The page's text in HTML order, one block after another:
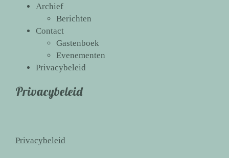
Archief
Berichten
Contact
Gastenboek
Evenementen
Privacybeleid
Privacybeleid
Privacybeleid